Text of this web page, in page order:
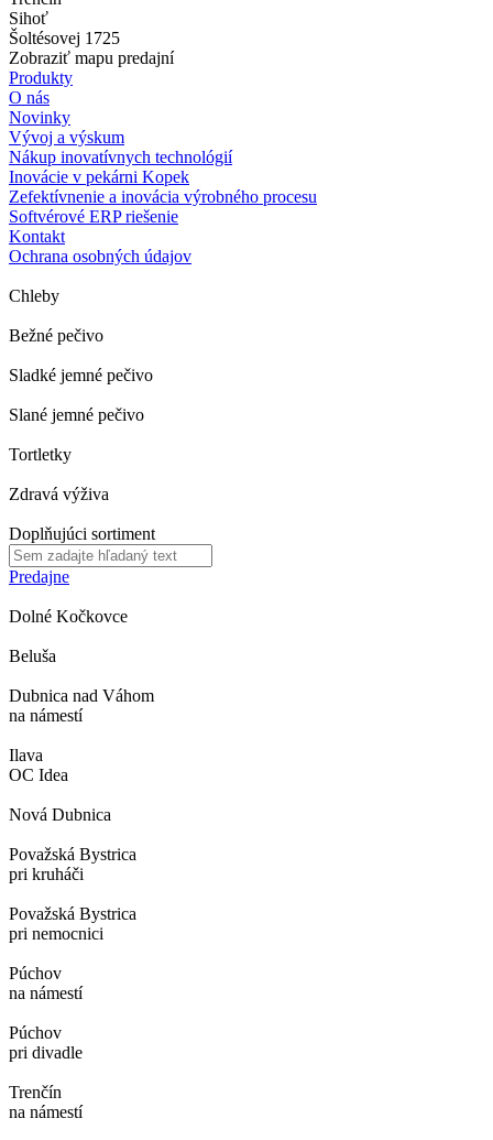
Sihoť
Šoltésovej 1725
Zobraziť mapu predajní
Produkty
O nás
Novinky
Vývoj a výskum
Nákup inovatívnych technológií
Inovácie v pekárni Kopek
Zefektívnenie a inovácia výrobného procesu
Softvérové ERP riešenie
Kontakt
Ochrana osobných údajov
Chleby
Bežné pečivo
Sladké jemné pečivo
Slané jemné pečivo
Tortletky
Zdravá výživa
Doplňujúci sortiment
Predajne
Dolné Kočkovce
Beluša
Dubnica nad Váhom
na námestí
Ilava
OC Idea
Nová Dubnica
Považská Bystrica
pri kruháči
Považská Bystrica
pri nemocnici
Púchov
na námestí
Púchov
pri divadle
Trenčín
na námestí